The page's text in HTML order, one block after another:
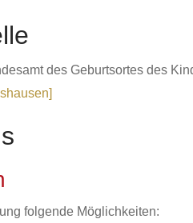
des Geburtsortes des
folgende Möglichkeiten: